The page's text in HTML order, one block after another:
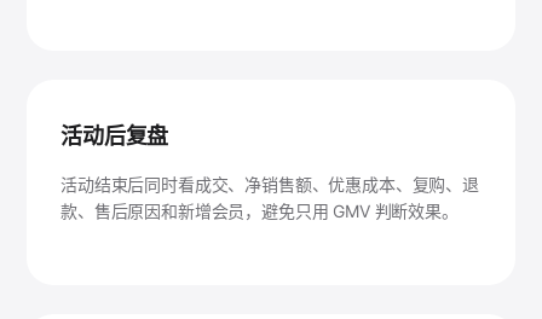
活动后复盘
活动结束后同时看成交、净销售额、优惠成本、复购、退
款、售后原因和新增会员，避免只用 GMV 判断效果。